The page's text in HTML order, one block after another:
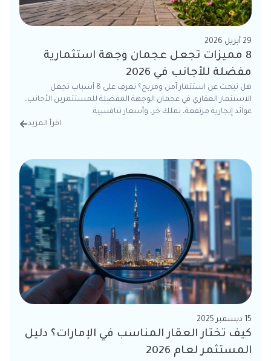
29 أبريل 2026
8 مميزات تجعل عجمان وجهة استثمارية
مفضلة للأجانب في 2026
هل تبحث عن استثمار آمن ومربح؟ تعرف على 8 أسباب تجعل
الاستثمار العقاري في عجمان الوجهة المفضلة للمستثمرين الأجانب،
عوائد إيجارية مرتفعة، تملك حر، وأسعار تنافسية.
اقرأ المزيد
15 ديسمبر 2025
كيف تختار العقار المناسب في الإمارات؟ دليل
المستثمر لعام 2026